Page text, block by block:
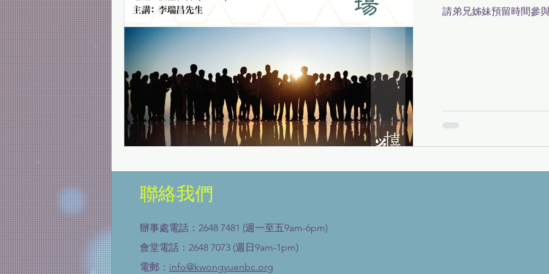
請弟兄姊妹預留時間參
聯絡我們
辦事處電話：2648 7481 (週一至五9am-6pm)
會堂電話：2648 7073 (週日9am-1pm)
電郵： info@kwongyuenbc.org